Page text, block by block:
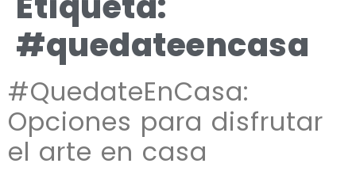
#quedateencasa
#QuedateEnCasa:
Opciones para disfrutar
el arte en casa